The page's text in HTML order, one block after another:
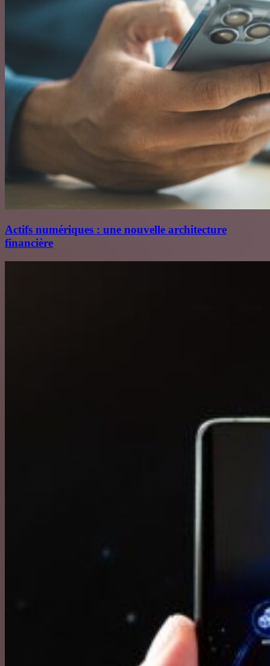
Actifs numériques : une nouvelle architecture
financière